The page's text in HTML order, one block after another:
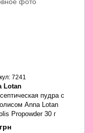
7241
Lotan
пудра с
Anna Lotan
Propowder 30 г